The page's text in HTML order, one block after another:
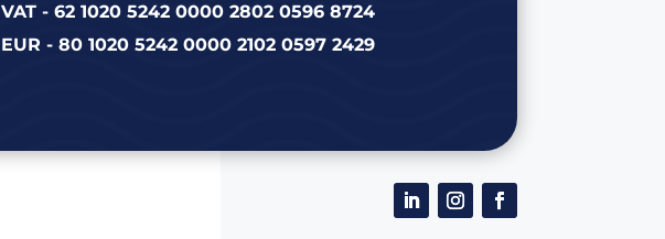
VAT - 62 1020 5242 0000 2802 0596 8724
EUR - 80 1020 5242 0000 2102 0597 2429